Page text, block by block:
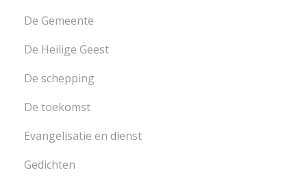
De Gemeente
De Heilige Geest
De schepping
De toekomst
Evangelisatie en dienst
Gedichten